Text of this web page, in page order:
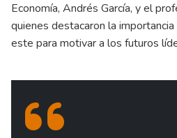
Economía, Andrés García, y el
quienes destacaron la
este para motivar a los futuros